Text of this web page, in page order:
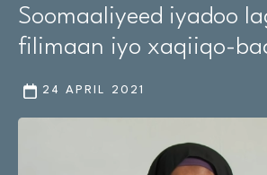
Ku saabsan Autism
Kaalmada qoysaska
Dhacdooyinka iyo tababarka
Soomaaliyeed iyadoo
filimaan iyo xaqiiqo-
24 APRIL 2021